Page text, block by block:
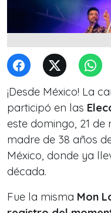
¡Desde México! La
participó en las
este domingo, 21
madre de 38 años
México, donde ya
década.
Fue la misma Mon